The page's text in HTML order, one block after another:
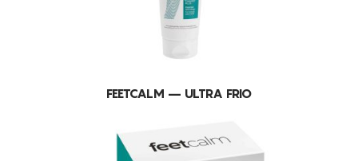
FEETCALM – ULTRA FRIO